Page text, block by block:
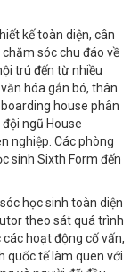
kế toàn diện, cân
sóc chu đáo về
trú đến từ nhiều
hóa gắn bó, thân
house phân
ngũ House
nghiệp. Các phòng
sinh Sixth Form đến
học sinh toàn diện
theo sát quá trình
hoạt động cố vấn,
quốc tế làm quen với